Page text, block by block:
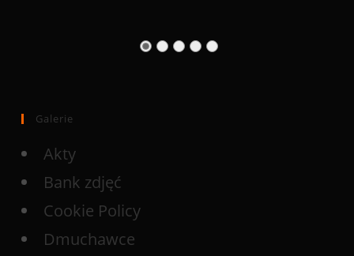
Galerie
Akty
Bank zdjęć
Cookie Policy
Dmuchawce